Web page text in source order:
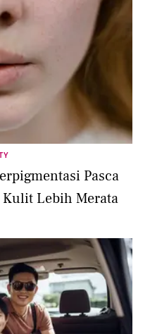
Pasca
Lebih Merata